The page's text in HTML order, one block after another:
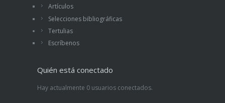
Artículos
Selecciones bibliográficas
Tertulias
Escríbenos
Quién está conectado
Hay actualmente 0 usuarios conectados.